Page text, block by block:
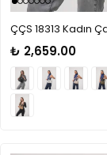
₺ 2,659.00